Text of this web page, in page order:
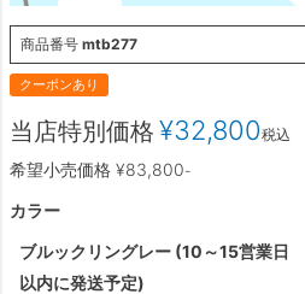
商品番号 mtb277
クーポンあり
希望小売価格 ¥83,800-
当店特別価格 ¥32,800税込
カラー
ブルックリングレー (10～15営業日
以内に発送予定)